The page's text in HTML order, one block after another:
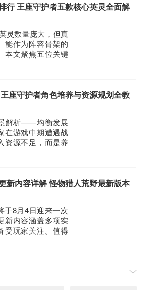
换，兼顾美学表现
器》最新下载地
行 王座守护者五款核心英灵全面解
灵数量庞大，但真
能作为阵容骨架的
本文聚焦五位关键
魔克星、巨龙女
割、群体控场、团
维度。掌握这五
座守护者角色培养与资源规划全教
解析——均衡发展
在游戏中期遭遇战
资源不足，而是养
系统长期搁置，
节滞后都将导致整
忽视任意一条主
新内容详解 怪物猎人荒野最新版本
于8月4日迎来一次
新内容涵盖多项实
受玩家关注。值得
跨服联机机制，
定性难题，目前